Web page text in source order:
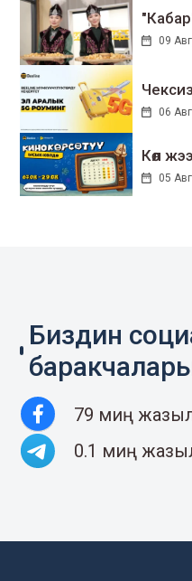
09
06
Көл
05
Биздин
79 миң
0.1 миң